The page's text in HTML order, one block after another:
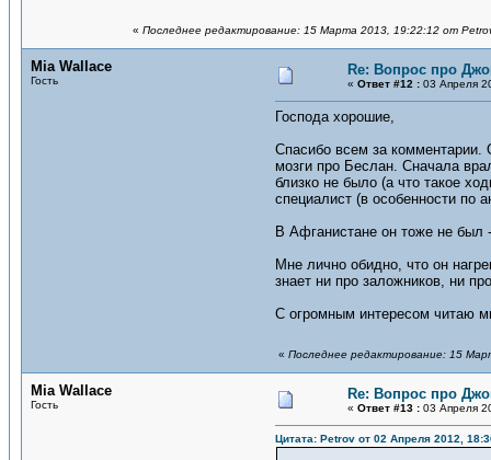
« Последнее редактирование: 15 Марта 2013, 19:22:12 от
Mia Wallace
Гость
Re: Вопрос про
« Ответ #12 : 03 Апреля
Господа хорошие,
Спасибо всем за комментарии.
мозги про Беслан. Сначала
близко не было (а что такое
специалист (в особенности по
В Афганистане он тоже не
Мне лично обидно, что он
знает ни про заложников, ни
С огромным интересом читаю
« Последнее редактирование: 15
Mia Wallace
Гость
Re: Вопрос про
« Ответ #13 : 03 Апреля
Цитата: Petrov от 02 Апреля 2012,